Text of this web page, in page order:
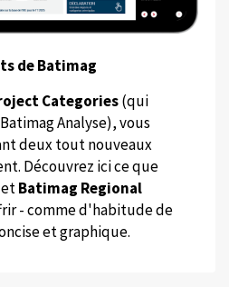
de Batimag
Categories(qui
Analyse), vous
deux tout nouveaux
Découvrez ici ce que
Batimag Regional
- comme d'habitude de
et graphique.